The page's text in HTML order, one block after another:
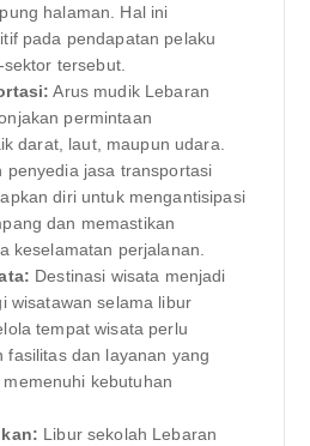
halaman. Hal ini
pada pendapatan pelaku
tersebut.
Arus mudik Lebaran
permintaan
darat, laut, maupun udara.
penyedia jasa transportasi
diri untuk mengantisipasi
dan memastikan
keselamatan perjalanan.
Destinasi wisata menjadi
wisatawan selama libur
tempat wisata perlu
fasilitas dan layanan yang
kebutuhan
Libur sekolah Lebaran